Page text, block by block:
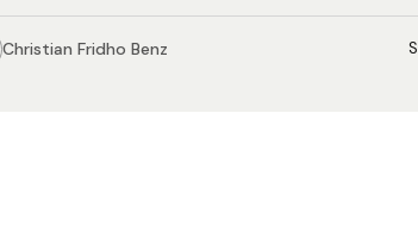
Christian Fridho Benz